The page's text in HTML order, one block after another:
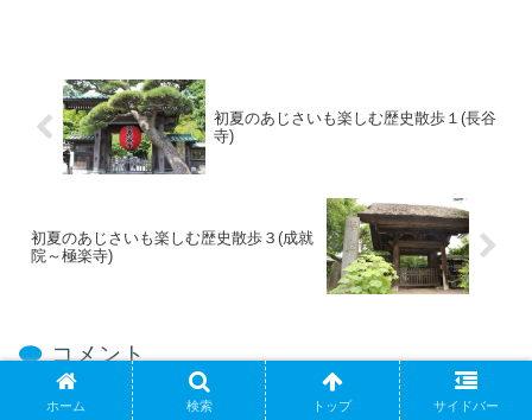
初夏のあじさいも楽しむ歴史散歩１(長谷
寺)
初夏のあじさいも楽しむ歴史散歩３(成就
院～極楽寺)
コメント
ホーム 検索 トップ サイドバー